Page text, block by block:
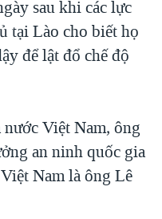
GAZA
THẮNG CUỘC'
sau khi các lực
tại Lào cho biết họ
để lật đổ chế độ
Việt Nam, ông
an ninh quốc gia
Nam là ông Lê